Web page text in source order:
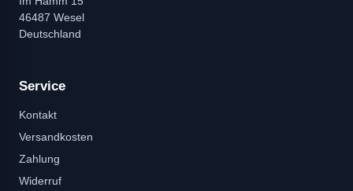
46487 Wesel
Deutschland
Service
Kontakt
Versandkosten
Zahlung
Widerruf